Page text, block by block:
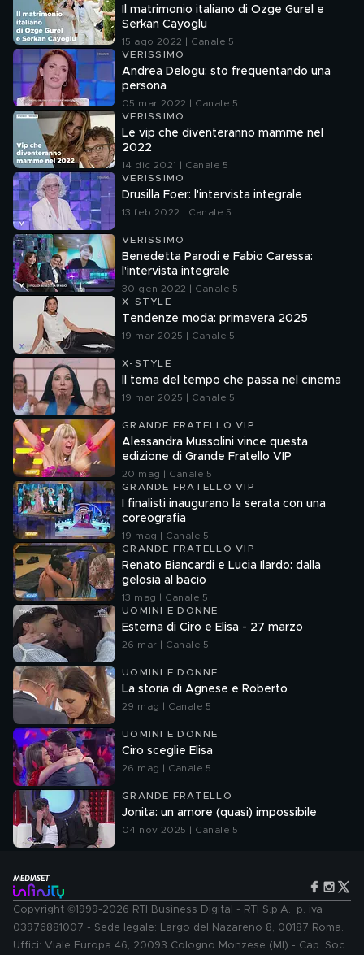
Il matrimonio italiano di Ozge Gurel e
Serkan Cayoglu
15 ago 2022 | Canale 5
VERISSIMO
Andrea Delogu: sto frequentando una
persona
05 mar 2022 | Canale 5
VERISSIMO
Le vip che diventeranno mamme nel
2022
14 dic 2021 | Canale 5
VERISSIMO
Drusilla Foer: l'intervista integrale
13 feb 2022 | Canale 5
VERISSIMO
Benedetta Parodi e Fabio Caressa:
l'intervista integrale
30 gen 2022 | Canale 5
X-STYLE
Tendenze moda: primavera 2025
19 mar 2025 | Canale 5
X-STYLE
Il tema del tempo che passa nel cinema
19 mar 2025 | Canale 5
GRANDE FRATELLO VIP
Alessandra Mussolini vince questa
edizione di Grande Fratello VIP
20 mag | Canale 5
GRANDE FRATELLO VIP
I finalisti inaugurano la serata con una
coreografia
19 mag | Canale 5
GRANDE FRATELLO VIP
Renato Biancardi e Lucia Ilardo: dalla
gelosia al bacio
13 mag | Canale 5
UOMINI E DONNE
Esterna di Ciro e Elisa - 27 marzo
26 mar | Canale 5
UOMINI E DONNE
La storia di Agnese e Roberto
29 mag | Canale 5
UOMINI E DONNE
Ciro sceglie Elisa
26 mag | Canale 5
GRANDE FRATELLO
Jonita: un amore (quasi) impossibile
04 nov 2025 | Canale 5
Copyright ©1999-2026 RTI Business Digital - RTI S.p.A.: p. iva
03976881007 - Sede legale: Largo del Nazareno 8, 00187 Roma.
Uffici: Viale Europa 46, 20093 Cologno Monzese (MI) - Cap. Soc.